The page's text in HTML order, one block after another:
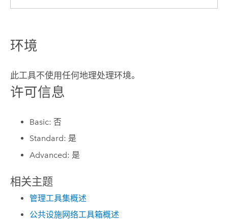
环境
此工具不使用任何地理处理环境。
许可信息
Basic: 否
Standard: 是
Advanced: 是
相关主题
管理工具集概述
公共设施网络工具箱概述